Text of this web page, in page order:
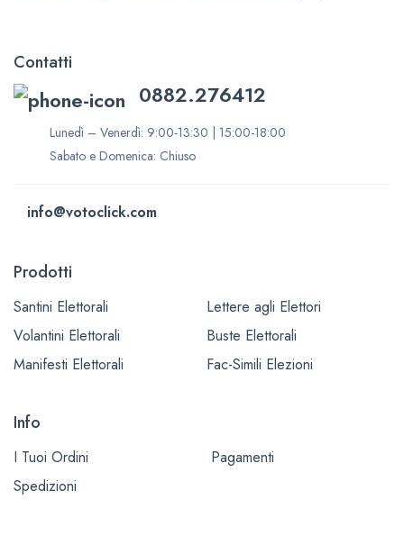
Contatti
0882.276412
Lunedì – Venerdì: 9:00-13:30 | 15:00-18:00
Sabato e Domenica: Chiuso
info@votoclick.com
Prodotti
Santini Elettorali
Volantini Elettorali
Manifesti Elettorali
Lettere agli Elettori
Buste Elettorali
Fac-Simili Elezioni
Info
I Tuoi Ordini
Pagamenti
Spedizioni